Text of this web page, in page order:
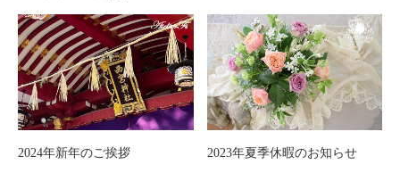
2024年新年のご挨拶 2023年夏季休暇のお知らせ